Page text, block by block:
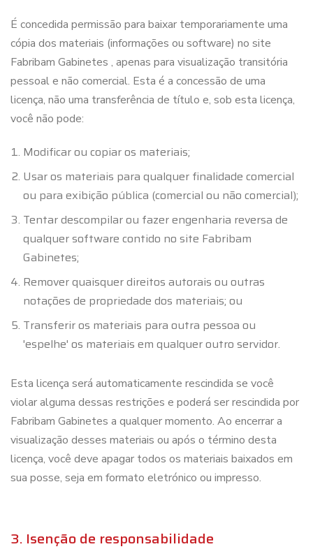
É concedida permissão para baixar temporariamente uma
cópia dos materiais (informações ou software) no site
Fabribam Gabinetes , apenas para visualização transitória
pessoal e não comercial. Esta é a concessão de uma
licença, não uma transferência de título e, sob esta licença,
você não pode:
Modificar ou copiar os materiais;
Usar os materiais para qualquer finalidade comercial
ou para exibição pública (comercial ou não comercial);
Tentar descompilar ou fazer engenharia reversa de
qualquer software contido no site Fabribam
Gabinetes;
Remover quaisquer direitos autorais ou outras
notações de propriedade dos materiais; ou
Transferir os materiais para outra pessoa ou
'espelhe' os materiais em qualquer outro servidor.
Esta licença será automaticamente rescindida se você
violar alguma dessas restrições e poderá ser rescindida por
Fabribam Gabinetes a qualquer momento. Ao encerrar a
visualização desses materiais ou após o término desta
licença, você deve apagar todos os materiais baixados em
sua posse, seja em formato eletrónico ou impresso.
3. Isenção de responsabilidade